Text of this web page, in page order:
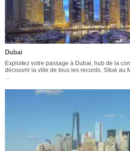
Dubai
Exploitez votre passage à Dubai, hub de la
découvrir la ville de tous les records. Situé au
...